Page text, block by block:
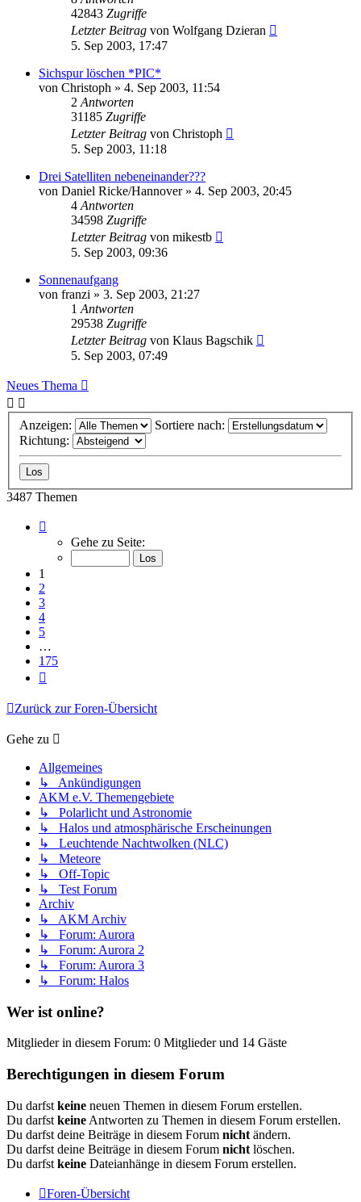
42843 Zugriffe
Letzter Beitrag von Wolfgang Dzieran
5. Sep 2003, 17:47
Sichspur löschen *PIC*
von Christoph » 4. Sep 2003, 11:54
2 Antworten
31185 Zugriffe
Letzter Beitrag von Christoph
5. Sep 2003, 11:18
Drei Satelliten nebeneinander???
von Daniel Ricke/Hannover» 4. Sep 2003, 20:45
4 Antworten
34598 Zugriffe
Letzter Beitrag von mikestb
5. Sep 2003, 09:36
Sonnenaufgang
von franzi » 3. Sep 2003, 21:27
1 Antworten
29538 Zugriffe
Letzter Beitrag von Klaus Bagschik
5. Sep 2003, 07:49
Neues Thema
Anzeigen:
Sortiere nach:
Richtung:
3487 Themen
von
Gehe zu Seite:
1
2
3
4
5
…
175
Zurück zur Foren-Übersicht
Gehe zu
Allgemeines
↳ Ankündigungen
AKM e.V. Themengebiete
↳ Polarlicht und Astronomie
↳ Halos und atmosphärische Erscheinungen
↳ Leuchtende Nachtwolken (NLC)
↳ Meteore
↳ Off-Topic
↳ Test Forum
Archiv
↳ AKM Archiv
↳ Forum: Aurora
↳ Forum: Aurora 2
↳ Forum: Aurora 3
↳ Forum: Halos
Wer ist online?
Mitglieder in diesem Forum: 0 Mitglieder und 14 Gäste
Berechtigungen in diesem Forum
Du darfst keine neuen Themen in diesem Forum erstellen.
Du darfst keine Antworten zu Themen in diesem Forum erstellen.
Du darfst deine Beiträge in diesem Forum nicht ändern.
Du darfst deine Beiträge in diesem Forum nicht löschen.
Du darfst keine Dateianhänge in diesem Forum erstellen.
Foren-Übersicht